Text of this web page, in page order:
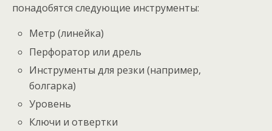
понадобятся следующие инструменты:
Метр (линейка)
Перфоратор или дрель
Инструменты для резки (например,
болгарка)
Уровень
Ключи и отвертки